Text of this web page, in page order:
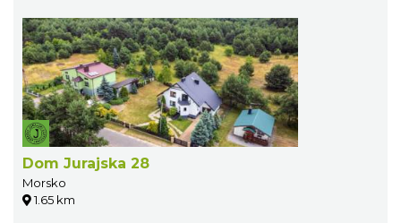
Dom Jurajska 28
Morsko
1.65 km